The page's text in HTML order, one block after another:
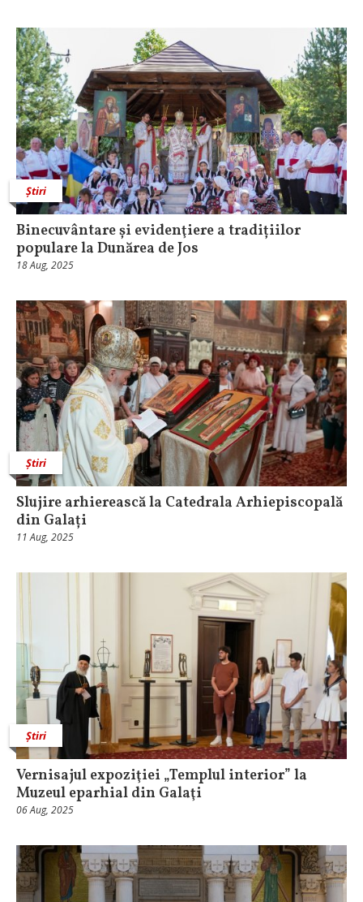
Știri
Binecuvântare și evidenţiere a tradițiilor
populare la Dunărea de Jos
18 Aug, 2025
Știri
Slujire arhierească la Catedrala Arhiepiscopală
din Galați
11 Aug, 2025
Știri
Vernisajul expoziţiei „Templul interior” la
Muzeul eparhial din Galaţi
06 Aug, 2025